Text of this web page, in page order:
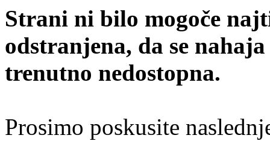
Strani ni bilo mogoče
odstranjena, da se
trenutno nedostopna.
Prosimo poskusite